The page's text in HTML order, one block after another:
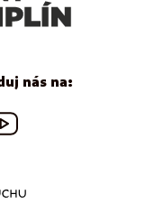
nás na: